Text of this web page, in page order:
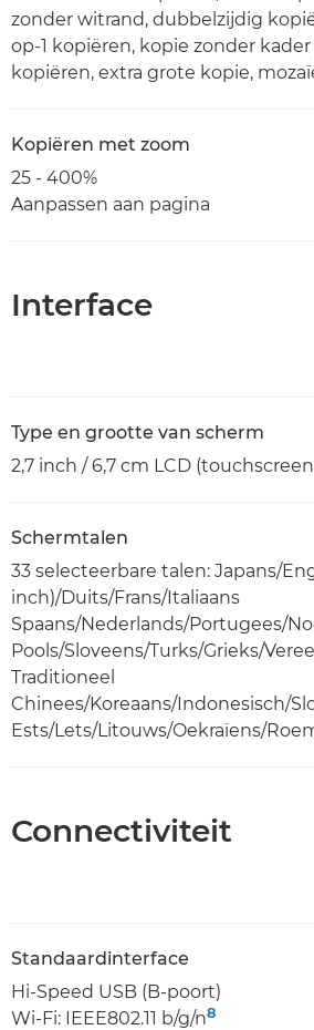
zonder witrand, dubbelzijdig
op-1 kopiëren, kopie zonder
kopiëren, extra grote kopie,
Kopiëren met zoom
25 - 400%
Aanpassen aan pagina
Interface
Type en grootte van scherm
2,7 inch / 6,7 cm LCD
Schermtalen
33 selecteerbare talen: Japans/
inch)/Duits/Frans/Italiaans
Spaans/Nederlands/Portugees/
Pools/Sloveens/Turks/Grieks/
Traditioneel
Chinees/Koreaans/Indonesisch/
Ests/Lets/Litouws/Oekraïens/
Connectiviteit
Standaardinterface
Hi-Speed USB (B-poort)
Wi-Fi: IEEE802.11 b/g/n8